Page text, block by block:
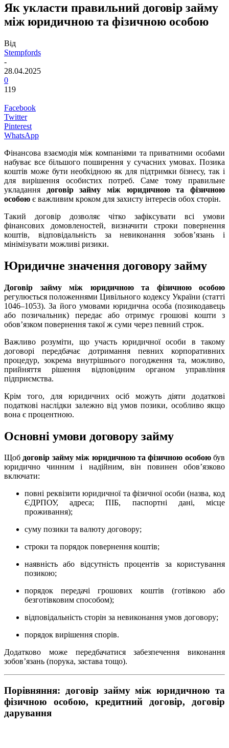
Як укласти правильний договір займу
між юридичною та фізичною особою
Від
Stempfords
-
28.04.2025
0
119
Facebook
Twitter
Pinterest
WhatsApp
Фінансова взаємодія між компаніями та приватними особами
набуває все більшого поширення у сучасних умовах. Позика
коштів може бути необхідною як для підтримки бізнесу, так і
для вирішення особистих потреб. Саме тому правильне
укладання договір займу між юридичною та фізичною
особою є важливим кроком для захисту інтересів обох сторін.
Такий договір дозволяє чітко зафіксувати всі умови
фінансових домовленостей, визначити строки повернення
коштів, відповідальність за невиконання зобов’язань і
мінімізувати можливі ризики.
Юридичне значення договору займу
Договір займу між юридичнoю та фізичною особою
регулюється положеннями Цивільного кодексу України (статті
1046–1053). За його умовами юридична особа (позикодавець
або позичальник) передає або отримує грошові кошти з
обов’язком повернення такої ж суми через певний строк.
Важливо розуміти, що участь юридичної особи в такому
договорі передбачає дотримання певних корпоративних
процедур, зокрема внутрішнього погодження та, можливо,
прийняття рішення відповідним органом управління
підприємства.
Крім того, для юридичних осіб можуть діяти додаткові
податкові наслідки залежно від умов позики, особливо якщо
вона є процентною.
Основні умови договору займу
Щобдоговір зaйму між юридичною та фізичною особоюбув
юридично чинним і надійним, він повинен обов’язково
включати:
повні реквізити юридичної та фізичної особи (назва, код
ЄДРПОУ, адреса; ПІБ, паспортні дані, місце
проживання);
суму позики та валюту договору;
строки та порядок повернення коштів;
наявність або відсутність процентів за користування
позикою;
порядок передачі грошових коштів (готівкою або
безготівковим способом);
відповідальність сторін за невиконання умов договору;
порядок вирішення спорів.
Додатково може передбачатися забезпечення виконання
зобов’язань (порука, застава тощо).
Порівняння: договір займу між юридичною та
фізичною особою, кредитний договір, договір
дарування